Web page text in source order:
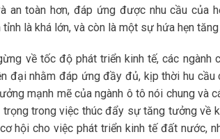
an toàn hơn, đáp ứng được nhu cầu của
là khá lớn, và còn là một sự hứa hẹn
về tốc độ phát triển kinh tế, các ngành
đại nhằm đáp ứng đầy đủ, kịp thời hu
mạnh mẽ của ngành ô tô nói chung và
trong việc thúc đẩy sự tăng tưởng về
hội cho việc phát triển kinh tế đất nước,